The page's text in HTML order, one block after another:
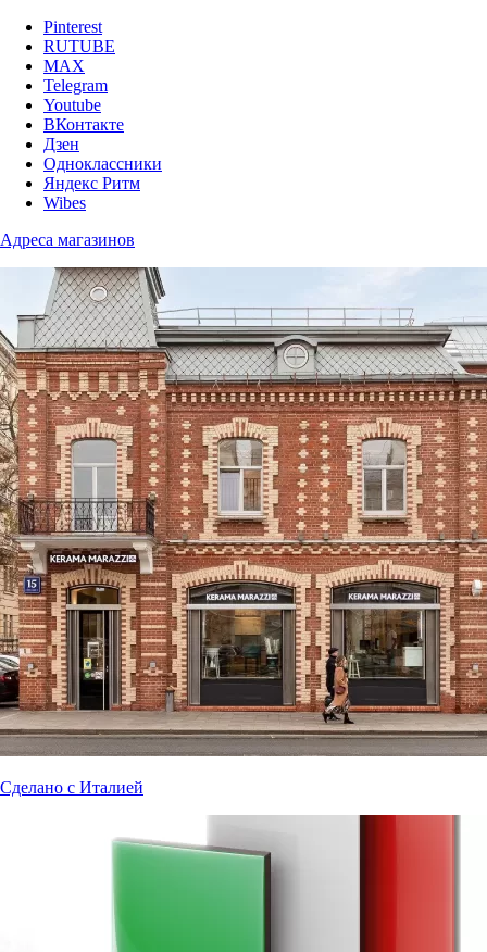
Pinterest
RUTUBE
MAX
Telegram
Youtube
ВКонтакте
Дзен
Одноклассники
Яндекс Ритм
Wibes
Адреса магазинов
Сделано с Италией